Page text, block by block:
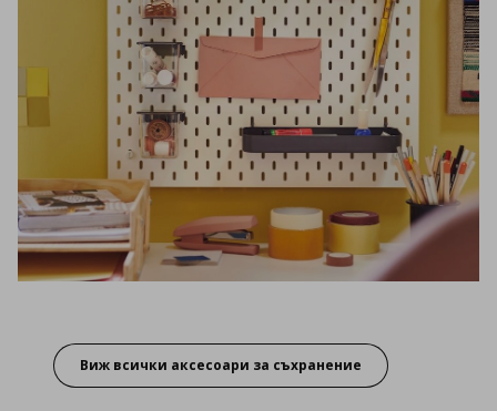
Виж всички аксесоари за съхранение